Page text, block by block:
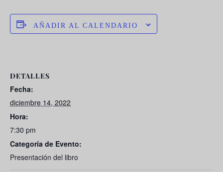
AÑADIR AL CALENDARIO
DETALLES
Fecha:
diciembre 14, 2022
Hora:
7:30 pm
Categoría de Evento:
Presentación del libro